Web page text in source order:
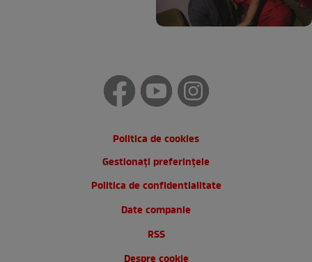
Politica de cookies
Gestionați preferințele
Politica de confidentialitate
Date companie
RSS